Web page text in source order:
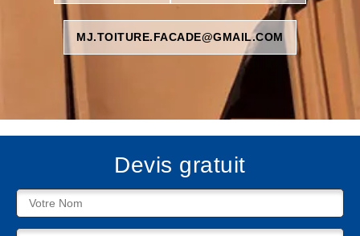
MJ.TOITURE.FACADE@GMAIL.COM
Devis gratuit